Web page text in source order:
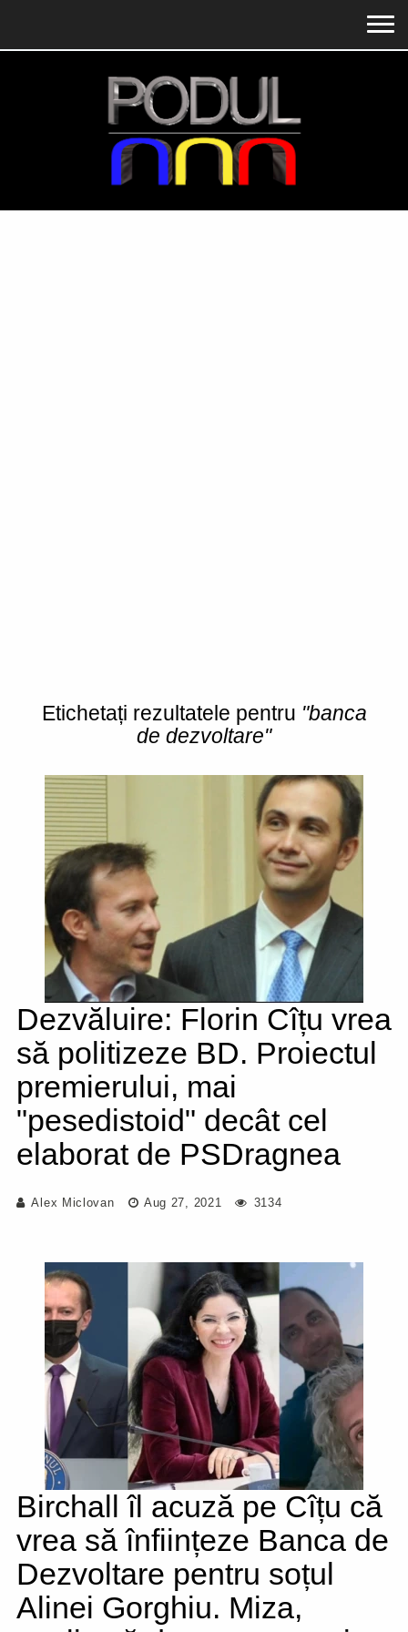
Etichetați rezultatele pentru "banca
de dezvoltare"
Dezvăluire: Florin Cîțu vrea
să politizeze BD. Proiectul
premierului, mai
"pesedistoid" decât cel
elaborat de PSDragnea
Alex Miclovan Aug 27, 2021 3134
Birchall îl acuză pe Cîțu că
vrea să înființeze Banca de
Dezvoltare pentru soțul
Alinei Gorghiu. Miza,